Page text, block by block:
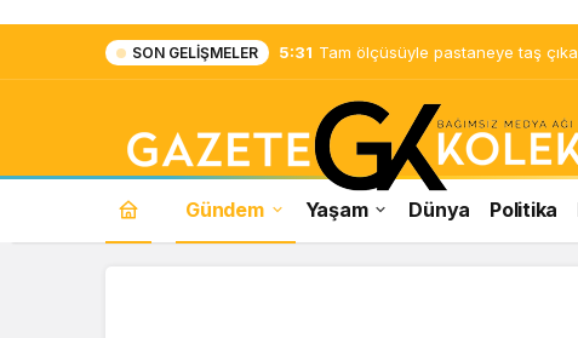
SON GELIŞMELER 5:31 Tam ölçüsüyle pastaneye taş
Gündem Yaşam Dünya Politika